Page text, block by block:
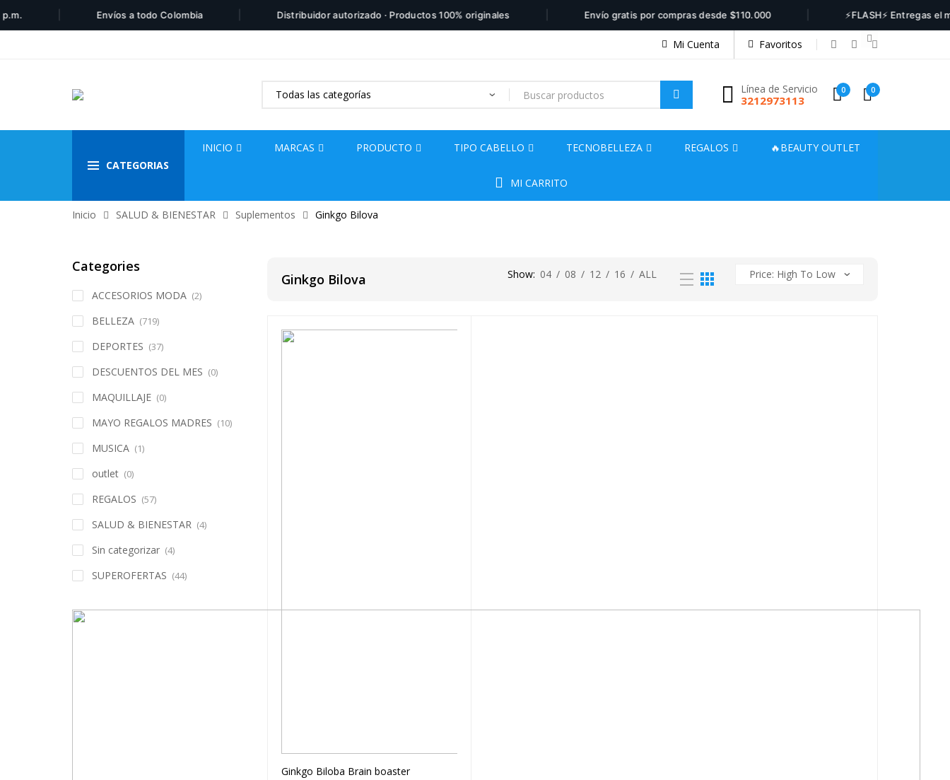
Envíos a todo Colombia Distribuidor autorizado · Productos 100% originales Envío gratis por compras desde $110.000 ⚡FLASH⚡ Entregas el
Mi Cuenta Favoritos
Products
Línea de Servicio
3212973113
0 0
CATEGORIAS
INICIO MARCAS PRODUCTO TIPO CABELLO TECNOBELLEZA REGALOS 🔥BEAUTY OUTLET
MI CARRITO
Inicio SALUD & BIENESTAR Suplementos Ginkgo Bilova
Ginkgo Bilova Show: 04 / 08 / 12 / 16 / ALL
Ginkgo Biloba Brain boaster
Categories
ACCESORIOS MODA (2)
BELLEZA (719)
DEPORTES (37)
DESCUENTOS DEL MES (0)
MAQUILLAJE (0)
MAYO REGALOS MADRES (10)
MUSICA (1)
outlet (0)
REGALOS (57)
SALUD & BIENESTAR (4)
Sin categorizar (4)
SUPEROFERTAS (44)